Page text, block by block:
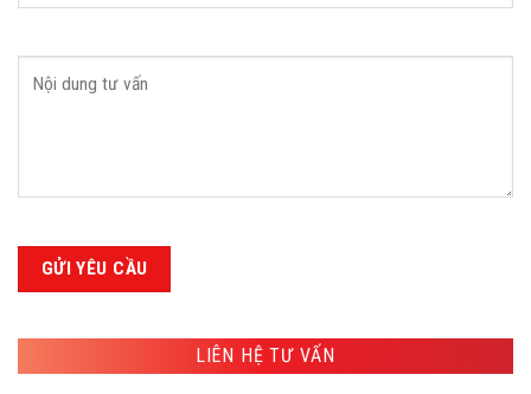
LIÊN HỆ TƯ VẤN